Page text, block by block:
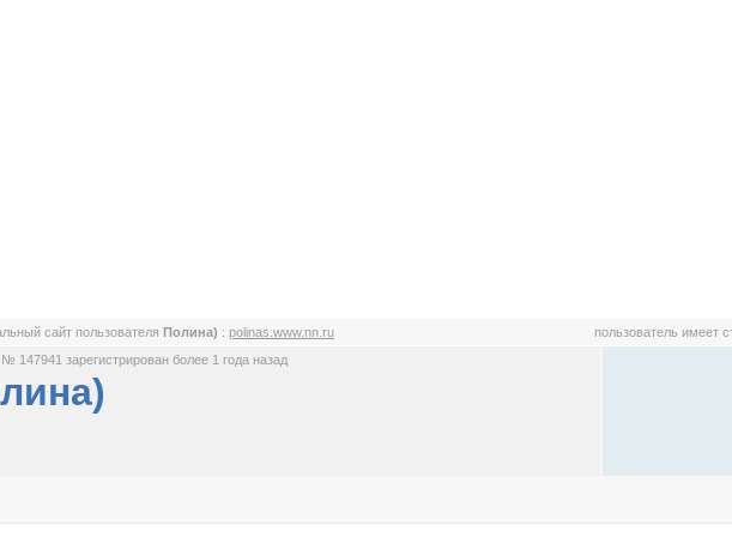
сайт пользователя Полина) : polinas.www.nn.ru пользователь имеет
№ 147941 зарегистрирован более 1 года назад